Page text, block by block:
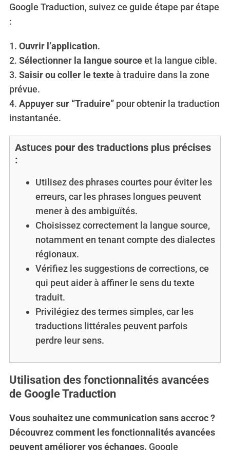
Google Traduction, suivez ce guide étape par étape
:
1. Ouvrir l’application.
2. Sélectionner la langue sourceet la langue cible.
3. Saisir ou coller le texteà traduire dans la zone
prévue.
4. Appuyer sur “Traduire”pour obtenir la traduction
instantanée.
Astuces pour des traductions plus précises
:
Utilisez des phrases courtes pour éviter les
erreurs, car les phrases longues peuvent
mener à des ambiguïtés.
Choisissez correctement la langue source,
notamment en tenant compte des dialectes
régionaux.
Vérifiez les suggestions de corrections, ce
qui peut aider à affiner le sens du texte
traduit.
Privilégiez des termes simples, car les
traductions littérales peuvent parfois
perdre leur sens.
Utilisation des fonctionnalités avancées
de Google Traduction
Vous souhaitez une communication sans accroc ?
Découvrez comment les fonctionnalités avancées
peuvent améliorer vos échanges. Google
e
a
r
h
f
: